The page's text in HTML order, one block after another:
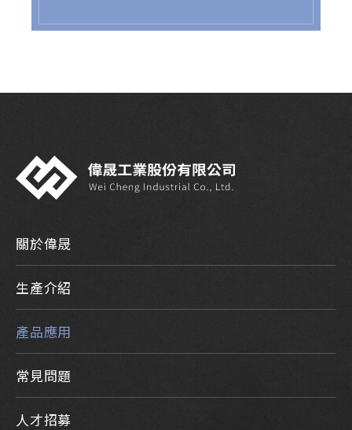
關於偉晟
生產介紹
產品應用
常見問題
人才招募